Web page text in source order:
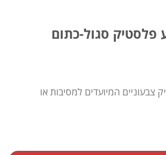
פלסטיק צבעוניים המיועדים למסיבות או